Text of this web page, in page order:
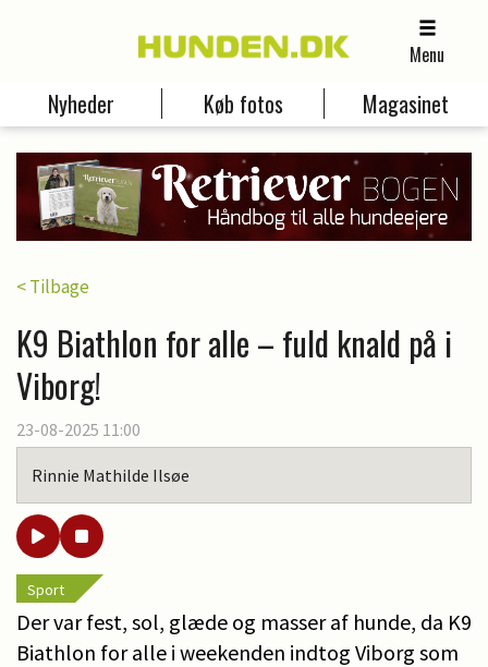
Menu
Nyheder Køb fotos Magasinet
< Tilbage
K9 Biathlon for alle – fuld knald på i
Viborg!
23-08-2025 11:00
Rinnie Mathilde Ilsøe
Sport
Der var fest, sol, glæde og masser af hunde, da K9
Biathlon for alle i weekenden indtog Viborg som